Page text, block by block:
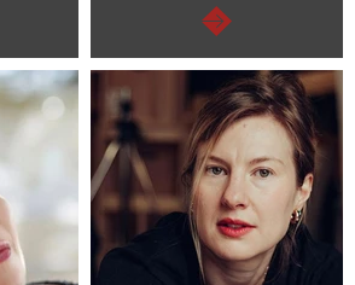
continuar